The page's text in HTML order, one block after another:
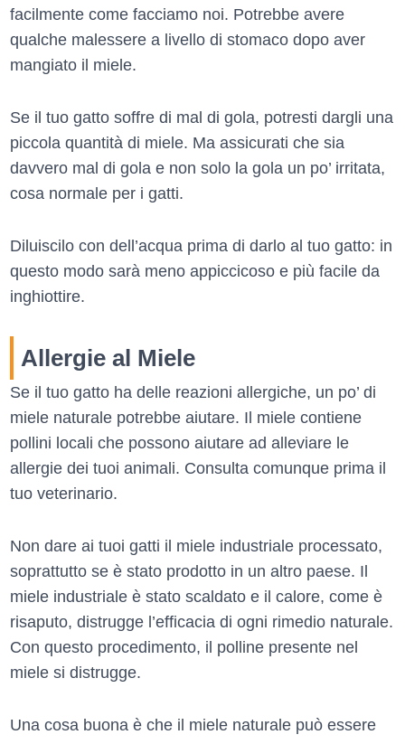
facilmente come facciamo noi. Potrebbe avere
qualche malessere a livello di stomaco dopo aver
mangiato il miele.
Se il tuo gatto soffre di mal di gola, potresti dargli una
piccola quantità di miele. Ma assicurati che sia
davvero mal di gola e non solo la gola un po’ irritata,
cosa normale per i gatti.
Diluiscilo con dell’acqua prima di darlo al tuo gatto: in
questo modo sarà meno appiccicoso e più facile da
inghiottire.
Allergie al Miele
Se il tuo gatto ha delle reazioni allergiche, un po’ di
miele naturale potrebbe aiutare. Il miele contiene
pollini locali che possono aiutare ad alleviare le
allergie dei tuoi animali. Consulta comunque prima il
tuo veterinario.
Non dare ai tuoi gatti il miele industriale processato,
soprattutto se è stato prodotto in un altro paese. Il
miele industriale è stato scaldato e il calore, come è
risaputo, distrugge l’efficacia di ogni rimedio naturale.
Con questo procedimento, il polline presente nel
miele si distrugge.
Una cosa buona è che il miele naturale può essere